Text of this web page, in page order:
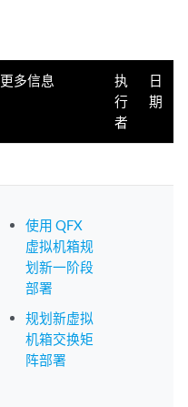
更多信息
执
行
者
日
期
使用 QFX
虚拟机箱规
划新一阶段
部署
规划新虚拟
机箱交换矩
阵部署